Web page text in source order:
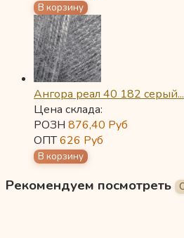
Ангора реал 40 182 серый...
Цена склада:
РОЗН 876,40 Руб
ОПТ626 Руб
Рекомендуем посмотреть